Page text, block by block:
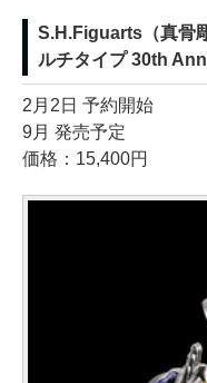
S.H.Figuarts（真骨
ルチタイプ 30th
2月2日 予約開始
9月 発売予定
価格：15,400円